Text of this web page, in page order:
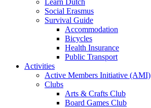
Learn Dutch
Social Erasmus
Survival Guide
Accommodation
Bicycles
Health Insurance
Public Transport
Activities
Active Members Initiative (AMI)
Clubs
Arts & Crafts Club
Board Games Club